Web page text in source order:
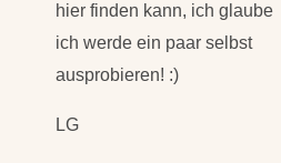
hier finden kann, ich glaube
ich werde ein paar selbst
ausprobieren! :)
LG